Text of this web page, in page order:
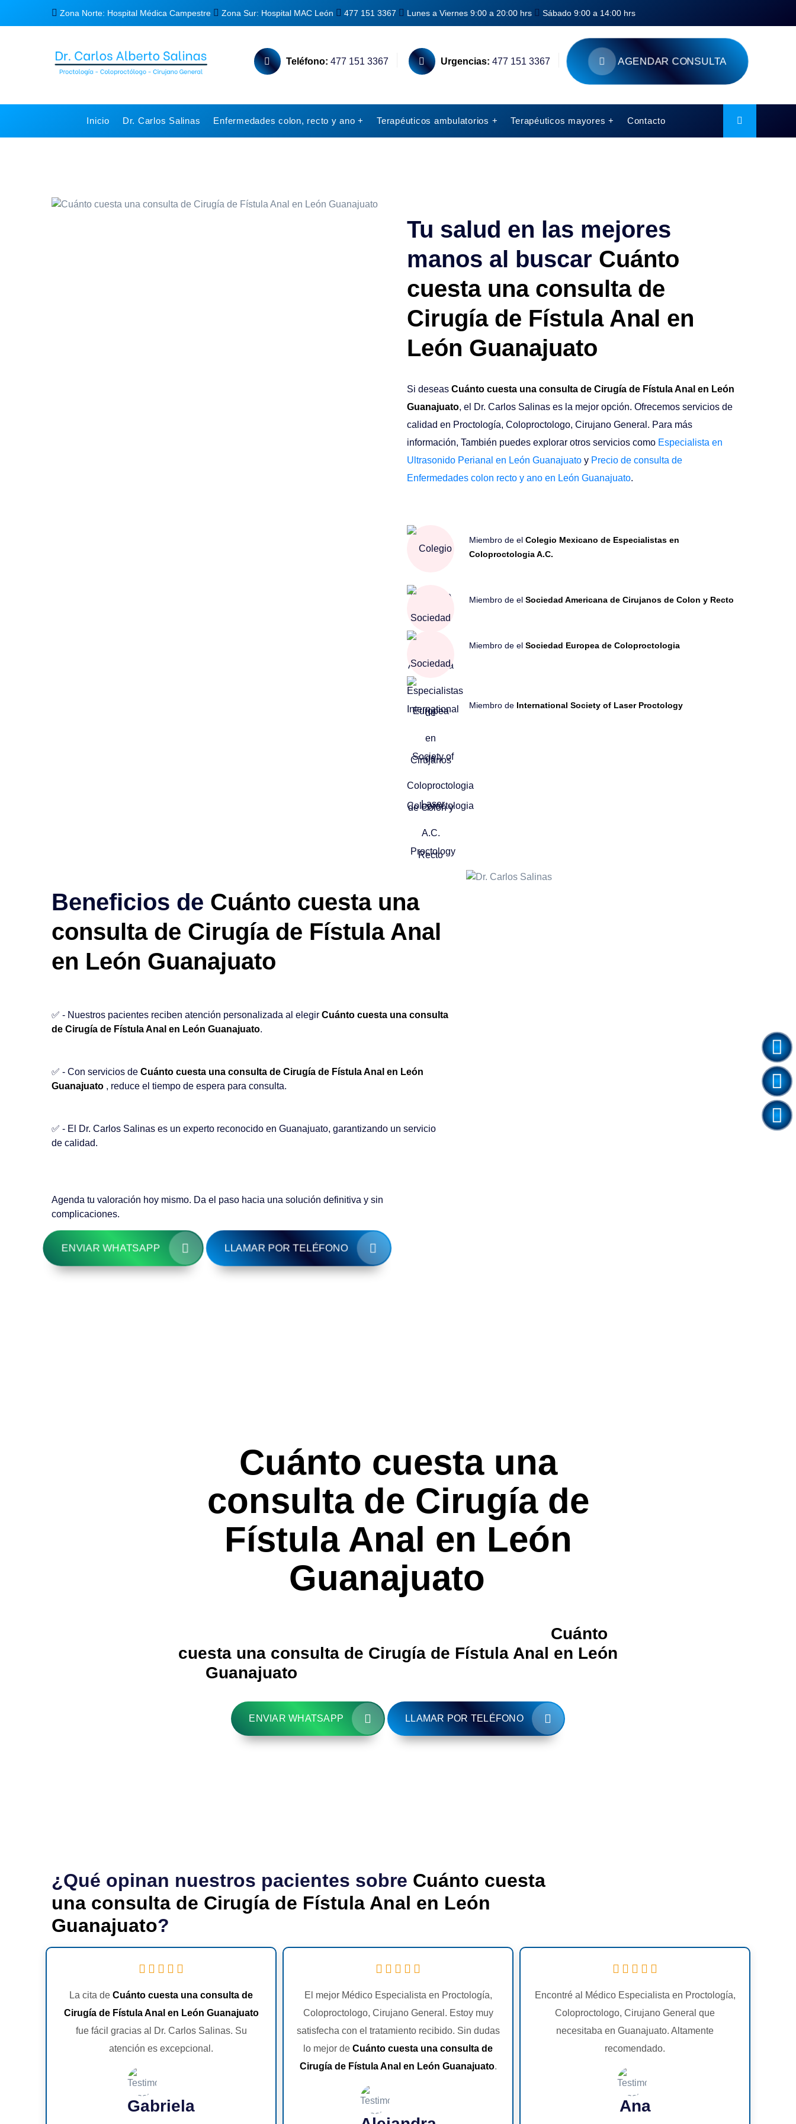
Zona Norte: Hospital Médica Campestre Zona Sur: Hospital MAC León 477 151 3367 Lunes a Viernes 9:00 a 20:00 hrs Sábado 9:00 a 14:00 hrs
Teléfono: 477 151 3367 Urgencias: 477 151 3367 AGENDAR CONSULTA
Inicio Dr. Carlos Salinas Enfermedades colon, recto y ano + Terapéuticos ambulatorios + Terapéuticos mayores + Contacto
Tu salud en las mejores
manos al buscar Cuánto
cuesta una consulta de
Cirugía de Fístula Anal en
León Guanajuato
Si deseas Cuánto cuesta una consulta de Cirugía de Fístula Anal en León
Guanajuato, el Dr. Carlos Salinas es la mejor opción. Ofrecemos servicios de
calidad en Proctología, Coloproctologo, Cirujano General. Para más
información, También puedes explorar otros servicios como Especialista en
Ultrasonido Perianal en León Guanajuato y Precio de consulta de
Enfermedades colon recto y ano en León Guanajuato.
Miembro de el Colegio Mexicano de Especialistas en
Coloproctologia A.C.
Miembro de el Sociedad Americana de Cirujanos de Colon y Recto
Miembro de el Sociedad Europea de Coloproctologia
Miembro de International Society of Laser Proctology
Beneficios de Cuánto cuesta una
consulta de Cirugía de Fístula Anal
en León Guanajuato
✅ - Nuestros pacientes reciben atención personalizada al elegir Cuánto cuesta una consulta
de Cirugía de Fístula Anal en León Guanajuato.
✅ - Con servicios de Cuánto cuesta una consulta de Cirugía de Fístula Anal en León
Guanajuato , reduce el tiempo de espera para consulta.
✅ - El Dr. Carlos Salinas es un experto reconocido en Guanajuato, garantizando un servicio
de calidad.
Agenda tu valoración hoy mismo. Da el paso hacia una solución definitiva y sin
complicaciones.
ENVIAR WHATSAPP LLAMAR POR TELÉFONO
Cuánto cuesta una
consulta de Cirugía de
Fístula Anal en León
Guanajuato
Cuánto
cuesta una consulta de Cirugía de Fístula Anal en León
Guanajuato
ENVIAR WHATSAPP LLAMAR POR TELÉFONO
¿Qué opinan nuestros pacientes sobre Cuánto cuesta
una consulta de Cirugía de Fístula Anal en León
Guanajuato?
La cita de Cuánto cuesta una consulta de
Cirugía de Fístula Anal en León Guanajuato
fue fácil gracias al Dr. Carlos Salinas. Su
atención es excepcional.
Gabriela
El mejor Médico Especialista en Proctología,
Coloproctologo, Cirujano General. Estoy muy
satisfecha con el tratamiento recibido. Sin dudas
lo mejor de Cuánto cuesta una consulta de
Cirugía de Fístula Anal en León Guanajuato.
Encontré al Médico Especialista en Proctología,
Coloproctologo, Cirujano General que
necesitaba en Guanajuato. Altamente
recomendado.
Ana